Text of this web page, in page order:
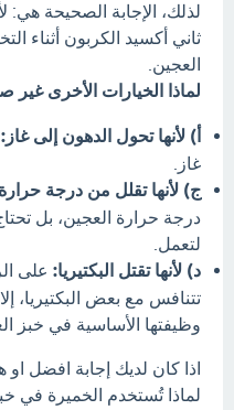
لذلك، الإجابة الصحيحة هي:
ثاني أكسيد الكربون أثناء
العجين.
لماذا الخيارات الأخرى غير
أ) لأنها تحول الدهون إلى غاز:
غاز.
ج) لأنها تقلل من درجة
درجة حرارة العجين، بل
لتعمل.
د) لأنها تقتل البكتيريا: على
تتنافس مع بعض البكتيريا،
وظيفتها الأساسية في خبز
اذا كان لديك إجابة افضل
لماذا تُستخدم الخميرة في